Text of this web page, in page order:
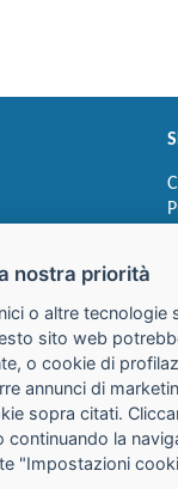
25085 Gavardo (BS)
nostra priorità
o altre
sito web
o cookie di
annunci di
sopra citati.
continuando la
"Impostazioni